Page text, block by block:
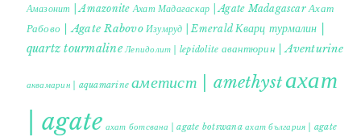
Амазонит | Amazonite Ахат Мадагаскар | Agate Madagascar Ахат
Рабово | Agate Rabovo Изумруд | Emerald Кварц турмалин |
quartz tourmaline Лепидолит | lepidolite авантюрин | Aventurine
аквамарин | aquamarine аметист | amethystахат
| agate ахат ботсвана | agate botswana ахат българия | agate